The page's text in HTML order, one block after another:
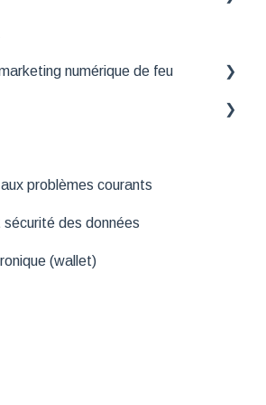
Scanner
Ticket Scanner (nouvelle app)
numérique de feu
essentielles de Turbine
problèmes courants
des données
(wallet)